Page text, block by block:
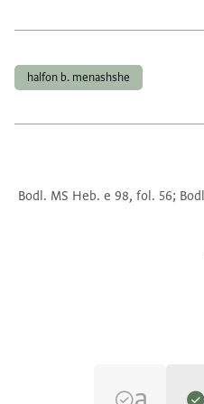
halfon b. menashshe
Bodl. MS Heb. e 98, fol. 56;